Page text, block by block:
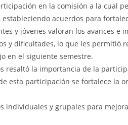
en la comisión a la cual
acuerdos para
y jóvenes valoran los avances
y dificultades, lo que les permitió
en el siguiente semestre.
resaltó la importancia de la
esta participación se fortalece la
individuales y grupales para